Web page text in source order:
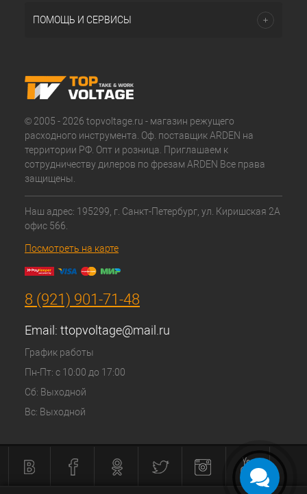
ПОМОЩЬ И СЕРВИСЫ
© 2005 - 2026 topvoltage.ru - магазин режущего
расходного инструмента. Оф. поставщик ARDEN на
территории РФ. Опт и розница. Приглашаем к
сотрудничеству дилеров по фрезам ARDEN Все права
защищены.
Наш адрес: 195299, г. Санкт-Петербург, ул. Киришская 2А
офис 566.
Посмотреть на карте
8 (921) 901-71-48
Email: ttopvoltage@mail.ru
График работы
Пн-Пт: с 10:00 до 17:00
Сб: Выходной
Вс: Выходной